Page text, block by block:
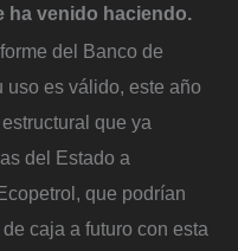
ha venido haciendo.
del Banco de
uso es válido, este año
que ya
del Estado a
que podrían
caja a futuro con esta